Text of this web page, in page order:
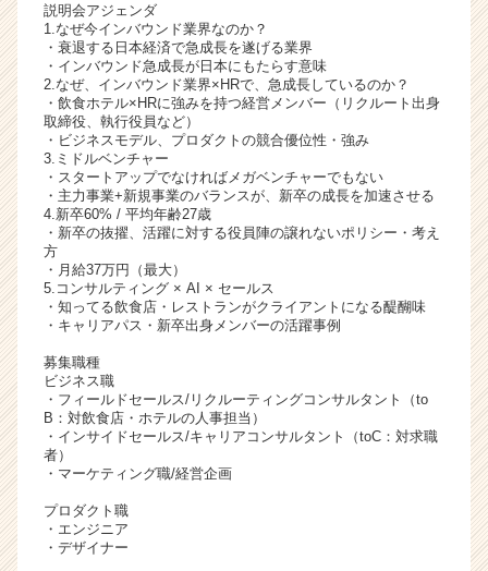
ア
（C
h
e
e
r
C
a
r
e
r）
説明会アジェンダ
1.なぜ今インバウンド業界なのか？
・衰退する日本経済で急成長を遂げる業界
・インバウンド急成長が日本にもたらす意味
2.なぜ、インバウンド業界×HRで、急成長しているのか？
・飲食ホテル×HRに強みを持つ経営メンバー（リクルート出身
取締役、執行役員など）
・ビジネスモデル、プロダクトの競合優位性・強み
3.ミドルベンチャー
・スタートアップでなければメガベンチャーでもない
・主力事業+新規事業のバランスが、新卒の成長を加速させる
4.新卒60% / 平均年齢27歳
・新卒の抜擢、活躍に対する役員陣の譲れないポリシー・考え
方
・月給37万円（最大）
5.コンサルティング × AI × セールス
・知ってる飲食店・レストランがクライアントになる醍醐味
・キャリアパス・新卒出身メンバーの活躍事例
募集職種
ビジネス職
・フィールドセールス/リクルーティングコンサルタント（to
B：対飲食店・ホテルの人事担当）
・インサイドセールス/キャリアコンサルタント（toC：対求職
者）
・マーケティング職/経営企画
プロダクト職
・エンジニア
・デザイナー